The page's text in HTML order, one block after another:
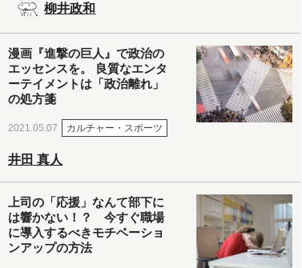
柳井政和
漫画『進撃の巨人』で政治の
エッセンスを。 良質なエンタ
ーテイメントは「政治離れ」
の処方箋
2021.05.07 カルチャー・スポーツ
井田 真人
上司の「応援」なんて部下に
は響かない！？ 今すぐ職場
に導入するべきモチベーショ
ンアップの方法